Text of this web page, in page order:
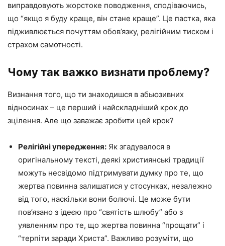
виправдовують жорстоке поводження, сподіваючись,
що “якщо я буду краще, він стане краще”. Це пастка, яка
підживлюється почуттям обов’язку, релігійним тиском і
страхом самотності.
Чому так важко визнати проблему?
Визнання того, що ти знаходишся в абьюзивних
відносинах – це перший і найскладніший крок до
зцілення. Але що заважає зробити цей крок?
Релігійні упередження: Як згадувалося в
оригінальному тексті, деякі християнські традиції
можуть несвідомо підтримувати думку про те, що
жертва повинна залишатися у стосунках, незалежно
від того, наскільки вони болючі. Це може бути
пов’язано з ідеєю про “святість шлюбу” або з
уявленням про те, що жертва повинна “прощати” і
“терпіти заради Христа”. Важливо розуміти, що